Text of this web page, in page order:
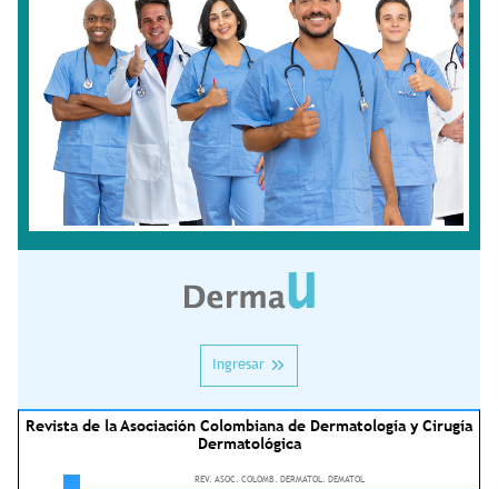
Ingresar
Revista de la Asociación Colombiana de Dermatología y Cirugía
Dermatológica
REV. ASOC. COLOMB. DERMATOL. DEMATOL